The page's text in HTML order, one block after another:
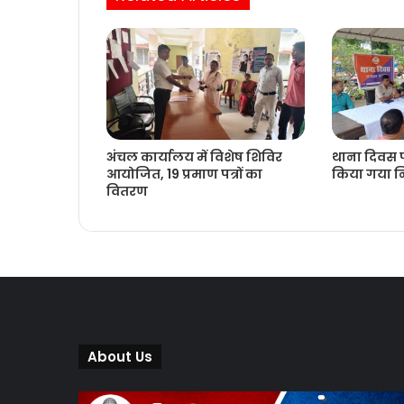
अंचल कार्यालय में विशेष शिविर
आयोजित, 19 प्रमाण पत्रों का
वितरण
थाना दिवस
किया गया
About Us